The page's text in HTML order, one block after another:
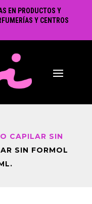
EN PRODUCTOS Y
Y CENTROS
CAPILAR SIN
SIN FORMOL